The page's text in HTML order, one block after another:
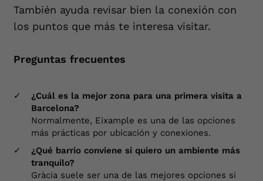
También ayuda revisar bien la conexión con
los puntos que más te interesa visitar.
Preguntas frecuentes
¿Cuál es la mejor zona para una primera visita a
Barcelona?
Normalmente, Eixample es una de las opciones
más prácticas por ubicación y conexiones.
¿Qué barrio conviene si quiero un ambiente más
tranquilo?
Gràcia suele ser una de las mejores opciones si